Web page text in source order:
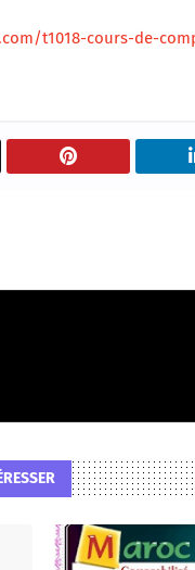
t1018-cours-de-